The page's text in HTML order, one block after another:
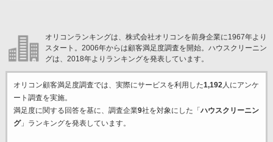
オリコンランキングは、株式会社オリコンを前身企業に1967年より
スタート。2006年からは顧客満足度調査を開始。ハウスクリーニン
グは、2018年よりランキングを発表しています。
オリコン顧客満足度調査では、実際にサービスを利用した1,192人にアンケ
ート調査を実施。
満足度に関する回答を基に、調査企業9社を対象にした「 ハウスクリーニン
グ」ランキングを発表しています。